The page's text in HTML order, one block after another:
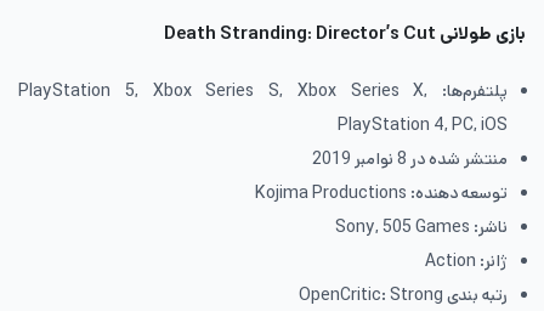
بازی طولانی Death Stranding: Director’s Cut
پلتفرم‌ها: PlayStation 5, Xbox Series S, Xbox Series X,
PlayStation 4, PC, iOS
منتشر شده در 8 نوامبر 2019
توسعه دهنده: Kojima Productions
ناشر: Sony, 505 Games
ژانر: Action
رتبه بندی OpenCritic: Strong